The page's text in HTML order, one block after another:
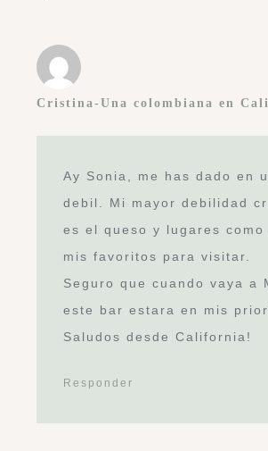
Cristina-Una colombiana en
Ay Sonia, me has dado en
debil. Mi mayor debilidad
es el queso y lugares como
mis favoritos para visitar.
Seguro que cuando vaya a
este bar estara en mis
Saludos desde California!
Responder